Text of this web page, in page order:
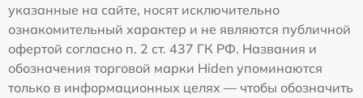
указанные на сайте, носят исключительно
ознакомительный характер и не являются публичной
офертой согласно п. 2 ст. 437 ГК РФ. Названия и
обозначения торговой марки Hiden упоминаются
только в информационных целях — чтобы обозначить